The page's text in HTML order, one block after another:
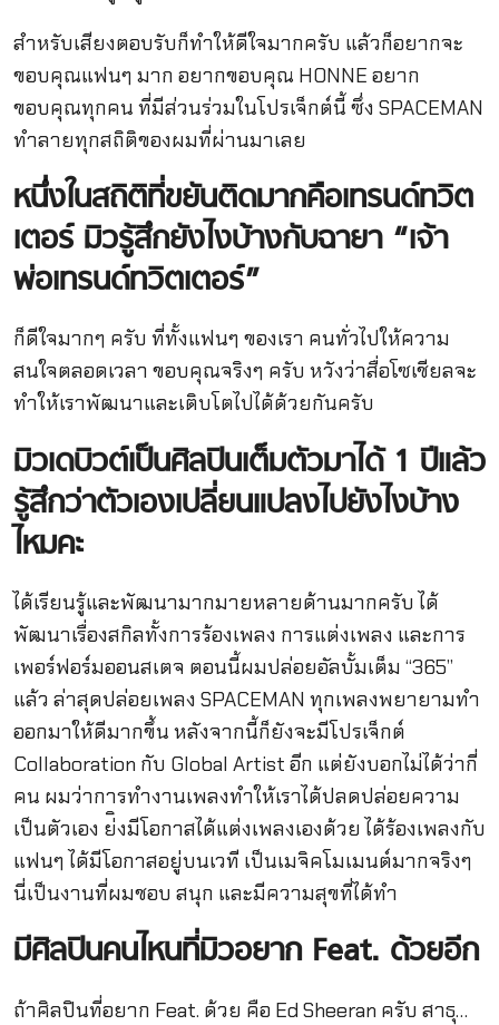
สำหรับเสียงตอบรับก็ทำให้ดีใจมากครับ แล้วก็อยากจะ
ขอบคุณแฟนๆ มาก อยากขอบคุณ HONNE อยาก
ขอบคุณทุกคน ที่มีส่วนร่วมในโปรเจ็กต์นี้ ซึ่ง SPACEMAN
ทำลายทุกสถิติของผมที่ผ่านมาเลย
หนึ่งในสถิติที่ขยันติดมากคือเทรนด์ทวิต
เตอร์ มิวรู้สึกยังไงบ้างกับฉายา“เจ้า
พ่อเทรนด์ทวิตเตอร์”
ก็ดีใจมากๆ ครับ ที่ทั้งแฟนๆ ของเรา คนทั่วไปให้ความ
สนใจตลอดเวลา ขอบคุณจริงๆ ครับ หวังว่าสื่อโซเชียลจะ
ทำให้เราพัฒนาและเติบโตไปได้ด้วยกันครับ
มิวเดบิวต์เป็นศิลปินเต็มตัวมาได้1 ปีแล้ว
รู้สึกว่าตัวเองเปลี่ยนแปลงไปยังไงบ้าง
ไหมคะ
ได้เรียนรู้และพัฒนามากมายหลายด้านมากครับ ได้
พัฒนาเรื่องสกิลทั้งการร้องเพลง การแต่งเพลง และการ
เพอร์ฟอร์มออนสเตจ ตอนนี้ผมปล่อยอัลบั้มเต็ม “365”
แล้ว ล่าสุดปล่อยเพลง SPACEMAN ทุกเพลงพยายามทำ
ออกมาให้ดีมากขึ้น หลังจากนี้ก็ยังจะมีโปรเจ็กต์
Collaboration กับ Global Artist อีก แต่ยังบอกไม่ได้ว่ากี่
คน ผมว่าการทำงานเพลงทำให้เราได้ปลดปล่อยความ
เป็นตัวเอง ย่ิงมีโอกาสได้แต่งเพลงเองด้วย ได้ร้องเพลงกับ
แฟนๆ ได้มีโอกาสอยู่บนเวที เป็นเมจิคโมเมนต์มากจริงๆ
นี่เป็นงานที่ผมชอบ สนุก และมีความสุขที่ได้ทำ
มีศิลปินคนไหนที่มิวอยากFeat. ด้วยอีก
ถ้าศิลปินที่อยาก Feat. ด้วย คือ Ed Sheeran ครับ สาธุ…